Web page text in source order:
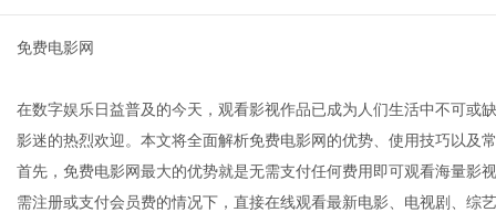
免费电影网
在数字娱乐日益普及的今天，观看影视作品已成为人们生活中不可或
影迷的热烈欢迎。本文将全面解析免费电影网的优势、使用技巧以及
首先，免费电影网最大的优势就是无需支付任何费用即可观看海量影
需注册或支付会员费的情况下，直接在线观看最新电影、电视剧、综